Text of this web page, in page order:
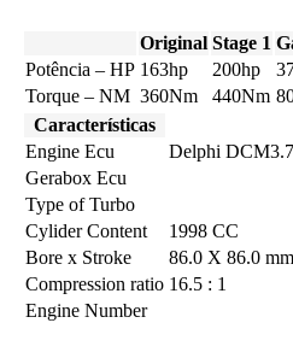
Original Stage 1
Potência – HP 163hp 200hp
Torque – NM 360Nm 440Nm
Características
Engine Ecu
Delphi
Gerabox Ecu
Type of Turbo
Cylider Content
1998 CC
Bore x Stroke
86.0 X 86.0 mm
Compression ratio 16.5 : 1
Engine Number